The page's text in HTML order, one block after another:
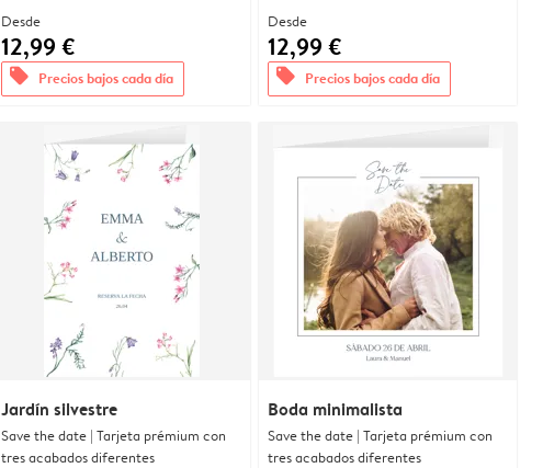
Desde
12,99 €
offers Precios bajos cada día
Desde
12,99 €
offers Precios bajos cada día
Jardín silvestre
Save the date | Tarjeta prémium con
tres acabados diferentes
Boda minimalista
Save the date | Tarjeta prémium con
tres acabados diferentes